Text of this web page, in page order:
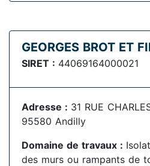
GEORGES BROT ET
SIRET : 44069164000021
Adresse : 31 RUE
95580 Andilly
Domaine de travaux :
des murs ou rampants de